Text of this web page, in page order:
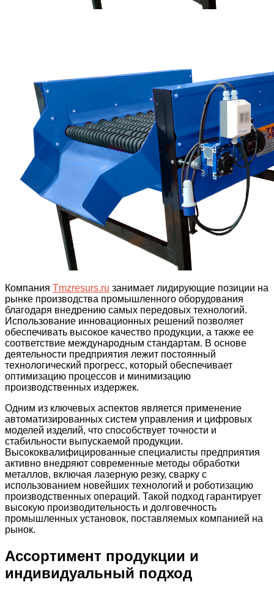
Компания Tmzresurs.ru занимает лидирующие позиции на
рынке производства промышленного оборудования
благодаря внедрению самых передовых технологий.
Использование инновационных решений позволяет
обеспечивать высокое качество продукции, а также ее
соответствие международным стандартам. В основе
деятельности предприятия лежит постоянный
технологический прогресс, который обеспечивает
оптимизацию процессов и минимизацию
производственных издержек.
Одним из ключевых аспектов является применение
автоматизированных систем управления и цифровых
моделей изделий, что способствует точности и
стабильности выпускаемой продукции.
Высококвалифицированные специалисты предприятия
активно внедряют современные методы обработки
металлов, включая лазерную резку, сварку с
использованием новейших технологий и роботизацию
производственных операций. Такой подход гарантирует
высокую производительность и долговечность
промышленных установок, поставляемых компанией на
рынок.
Ассортимент продукции и
индивидуальный подход